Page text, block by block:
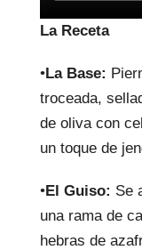
La Receta
•La Base:
troceada,
de oliva con
un toque de
•El Guiso: Se
una rama de
hebras de